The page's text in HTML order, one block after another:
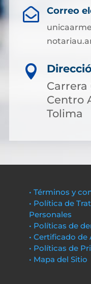
 Correo

Carrera
Centro
Tolima
• Términos y
• Política de
Personales
• Políticas de
• Certificado
• Políticas de
• Mapa del Sitio